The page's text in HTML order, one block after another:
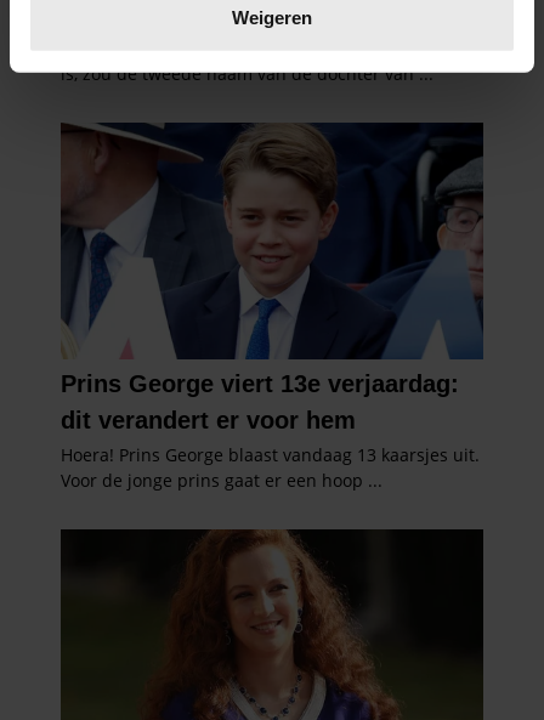
verwerkt en stel uw voorkeuren in het
intrekken in de Cookieverklaring.
We gebruiken cookies om content en advertenties te
personaliseren, om functies voor social media te bieden
en om ons websiteverkeer te analyseren. Ook delen we
informatie over uw gebruik van onze site met onze
partners voor social media, adverteren en analyse. Deze
partners kunnen deze gegevens combineren met andere
informatie die u aan ze heeft verstrekt of die ze hebben
verzameld op basis van uw gebruik van hun services. U
gaat akkoord met onze cookies als u onze website blijft
gebruiken.
Weigeren